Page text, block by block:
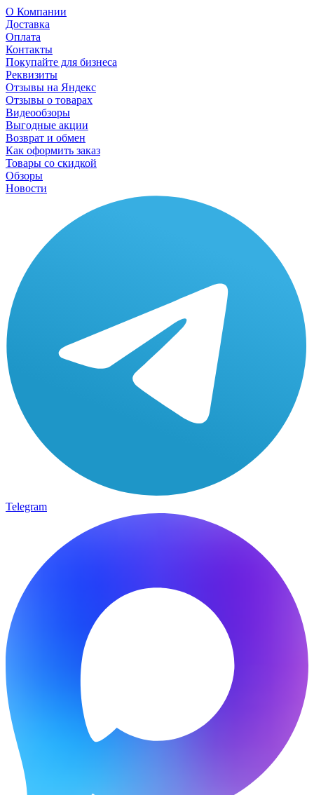
О Компании
Доставка
Оплата
Контакты
Покупайте для бизнеса
Реквизиты
Отзывы на Яндекс
Отзывы о товарах
Видеообзоры
Выгодные акции
Возврат и обмен
Как оформить заказ
Товары со скидкой
Обзоры
Новости
Telegram